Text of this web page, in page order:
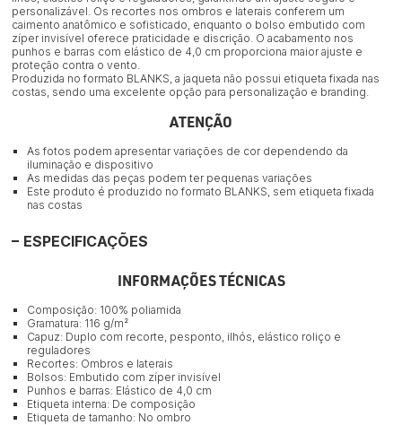
personalizável. Os recortes nos ombros e laterais conferem um
caimento anatômico e sofisticado, enquanto o bolso embutido com
zíper invisível oferece praticidade e discrição. O acabamento nos
punhos e barras com elástico de 4,0 cm proporciona maior ajuste e
proteção contra o vento.
Produzida no formato BLANKS, a jaqueta não possui etiqueta fixada nas
costas, sendo uma excelente opção para personalização e branding.
ATENÇÃO
As fotos podem apresentar variações de cor dependendo da
iluminação e dispositivo
As medidas das peças podem ter pequenas variações
Este produto é produzido no formato BLANKS, sem etiqueta fixada
nas costas
ESPECIFICAÇÕES
INFORMAÇÕES TÉCNICAS
Composição: 100% poliamida
Gramatura: 116 g/m²
Capuz: Duplo com recorte, pesponto, ilhós, elástico roliço e
reguladores
Recortes: Ombros e laterais
Bolsos: Embutido com zíper invisível
Punhos e barras: Elástico de 4,0 cm
Etiqueta interna: De composição
Etiqueta de tamanho: No ombro